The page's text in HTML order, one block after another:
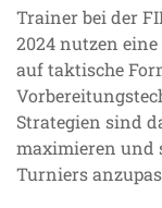
Trainer bei der
2024 nutzen
auf taktische
Strategien sind
maximieren und
Turniers